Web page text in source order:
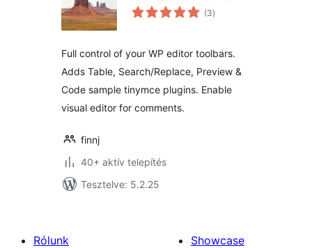
(3értékelés
összesen
)
Full control of your WP editor toolbars.
Adds Table, Search/Replace, Preview &
Code sample tinymce plugins. Enable
visual editor for comments.
finnj
40+ aktív telepítés
Tesztelve: 5.2.25
Rólunk
Showcase